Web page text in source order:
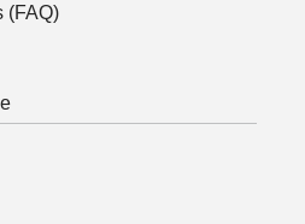
(FAQ)